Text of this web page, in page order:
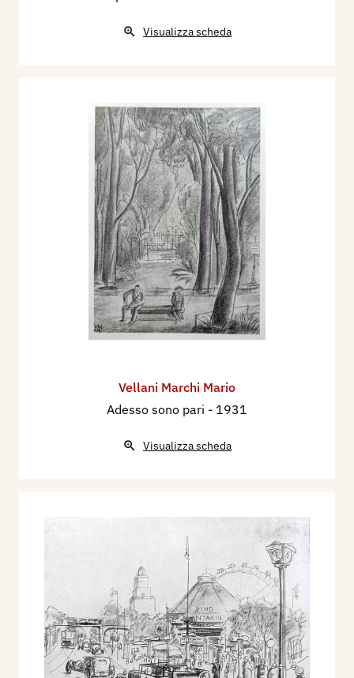
Visualizza scheda
Vellani Marchi Mario
Adesso sono pari - 1931
Visualizza scheda